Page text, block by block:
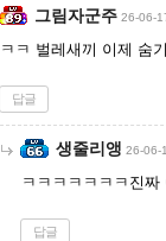
그림자군주 26-06-
ㅋㅋ 벌레새끼 이제 숨
답글
생줄리앵 26-06-
ㅋㅋㅋㅋㅋㅋㅋ진
답글